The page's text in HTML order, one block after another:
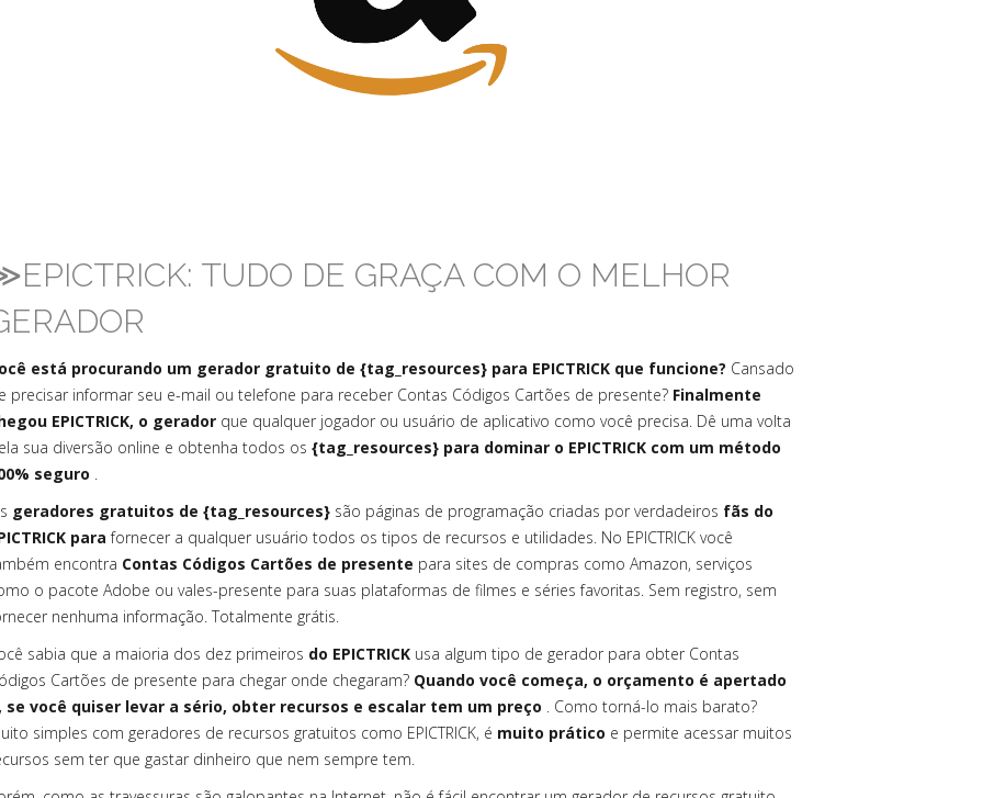
TUDO DE GRAÇA COM O MELHOR
está procurando um gerador gratuito de {tag_resources} para EPICTRICK que funcione? Cansado
precisar informar seu e-mail ou telefone para receber Contas Códigos Cartões de presente? Finalmente
EPICTRICK, o gerador que qualquer jogador ou usuário de aplicativo como você precisa. Dê uma volta
sua diversão online e obtenha todos os {tag_resources} para dominar o EPICTRICK com um método
seguro .
geradores gratuitos de {tag_resources} são páginas de programação criadas por verdadeiros fãs do
para fornecer a qualquer usuário todos os tipos de recursos e utilidades. No EPICTRICK você
encontra Contas Códigos Cartões de presente para sites de compras como Amazon, serviços
o pacote Adobe ou vales-presente para suas plataformas de filmes e séries favoritas. Sem registro, sem
nenhuma informação. Totalmente grátis.
sabia que a maioria dos dez primeiros do EPICTRICK usa algum tipo de gerador para obter Contas
Cartões de presente para chegar onde chegaram? Quando você começa, o orçamento é apertado
se você quiser levar a sério, obter recursos e escalar tem um preço . Como torná-lo mais barato?
simples com geradores de recursos gratuitos como EPICTRICK, é muito prático e permite acessar muitos
sem ter que gastar dinheiro que nem sempre tem.